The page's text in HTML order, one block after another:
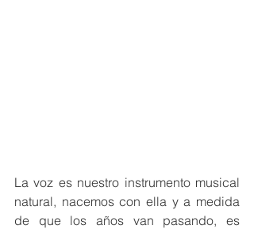
La voz es nuestro instrumento musical
natural, nacemos con ella y a medida
de que los años van pasando, es